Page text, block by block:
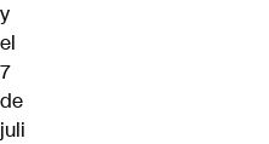
y
el
7
de
juli